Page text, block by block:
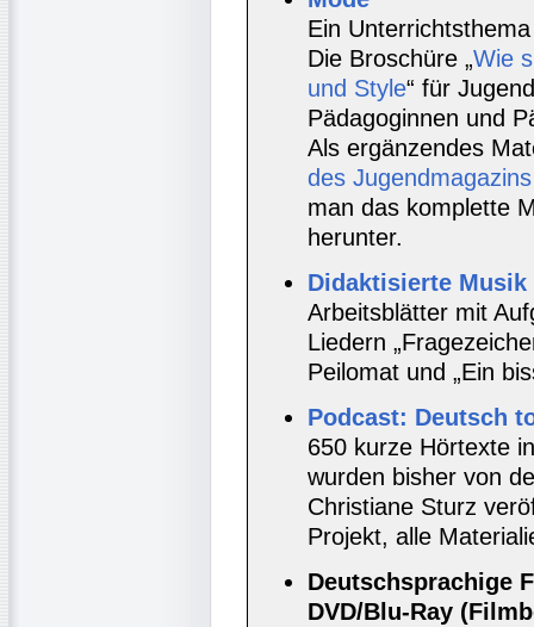
Ein
Die Broschüre „Wie
und Style“ für
Pädagoginnen und
Als ergänzendes
des
man das komplette
herunter.
Didaktisierte Musik
Arbeitsblätter mit
Liedern
Peilomat und „Ein
Podcast: Deutsch
650 kurze Hörtexte
wurden bisher von
Christiane Sturz
Projekt, alle
Deutschsprachige
DVD/Blu-Ray